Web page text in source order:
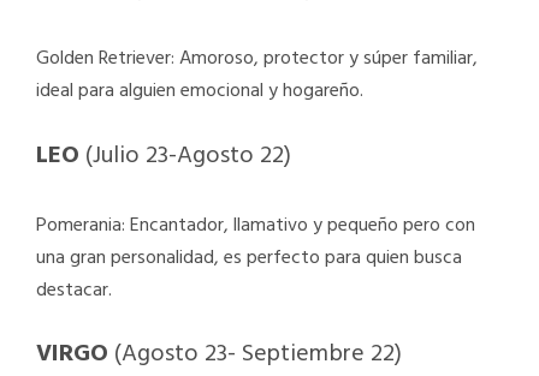
Golden Retriever: Amoroso, protector y súper familiar,
ideal para alguien emocional y hogareño.
LEO (Julio 23-Agosto 22)
Pomerania: Encantador, llamativo y pequeño pero con
una gran personalidad, es perfecto para quien busca
destacar.
VIRGO (Agosto 23- Septiembre 22)